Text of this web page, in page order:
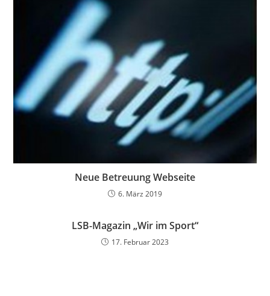
Neue Betreuung Webseite
6. März 2019
LSB-Magazin „Wir im Sport“
17. Februar 2023